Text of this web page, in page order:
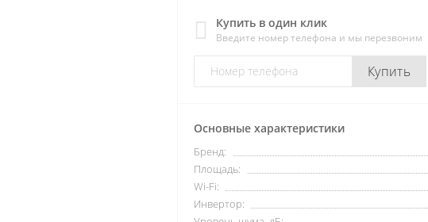
Купить в один клик
Введите номер телефона и мы перезвоним
Купить
Основные характеристики
Бренд:
Площадь:
Wi-Fi:
Инвертор: